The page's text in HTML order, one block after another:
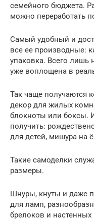
семейного бюджета.
можно переработать
Самый удобный и
все ее производные:
упаковка. Всего
уже воплощена в
Так чаще получаются
декор для жилых
блокноты или боксы.
получить:
для детей, мишура на
Такие самоделки
размеры.
Шнуры, кнуты и даже
для ламп,
брелоков и